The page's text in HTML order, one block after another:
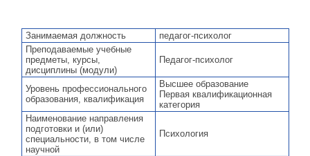
Занимаемая должность
педагог-психолог
Преподаваемые учебные
предметы, курсы,
дисциплины (модули)
Педагог-психолог
Уровень профессионального
образования, квалификация
Высшее образование
Первая квалификационная
категория
Наименование направления
подготовки и (или)
специальности, в том числе
научной
Психология